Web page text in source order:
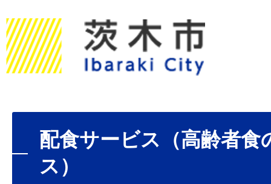
配食サービス（高齢者食
ス）